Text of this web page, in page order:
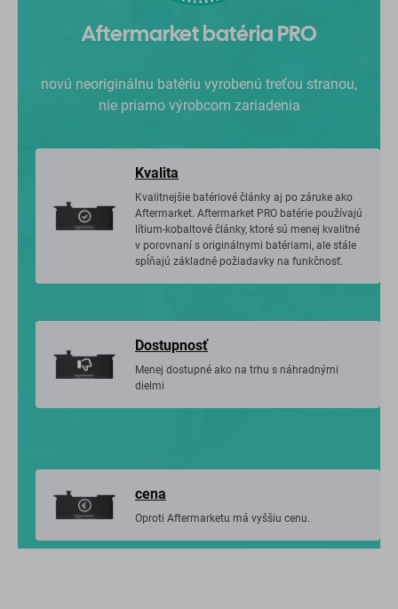
Aftermarket batéria PRO
novú neoriginálnu batériu vyrobenú treťou stranou,
nie priamo výrobcom zariadenia
Kvalita
Kvalitnejšie batériové články aj po záruke ako
Aftermarket. Aftermarket PRO batérie používajú
lítium-kobaltové články, ktoré sú menej kvalitné
v porovnaní s originálnymi batériami, ale stále
spĺňajú základné požiadavky na funkčnosť.
Dostupnosť
Menej dostupné ako na trhu s náhradnými
dielmi
cena
Oproti Aftermarketu má vyššiu cenu.